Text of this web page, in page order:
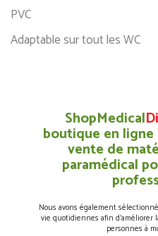
PVC
Adaptable sur tout les WC
ShopMedical
boutique en ligne
vente de
paramédical
Nous avons également
vie quotidiennes afin
personnes à